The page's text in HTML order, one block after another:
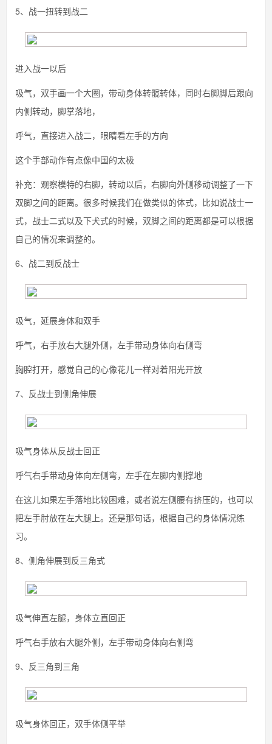
5、战一扭转到战二
进入战一以后
吸气，双手画一个大圈，带动身体转髋转体，同时右脚脚后跟向
内侧转动，脚掌落地，
呼气，直接进入战二，眼睛看左手的方向
这个手部动作有点像中国的太极
补充：观察模特的右脚，转动以后，右脚向外侧移动调整了一下
双脚之间的距离。很多时候我们在做类似的体式，比如说战士一
式，战士二式以及下犬式的时候，双脚之间的距离都是可以根据
自己的情况来调整的。
6、战二到反战士
吸气，延展身体和双手
呼气，右手放右大腿外侧，左手带动身体向右侧弯
胸腔打开，感觉自己的心像花儿一样对着阳光开放
7、反战士到侧角伸展
吸气身体从反战士回正
呼气右手带动身体向左侧弯，左手在左脚内侧撑地
在这儿如果左手落地比较困难，或者说左侧腰有挤压的，也可以
把左手肘放在左大腿上。还是那句话，根据自己的身体情况练
习。
8、侧角伸展到反三角式
吸气伸直左腿，身体立直回正
呼气右手放右大腿外侧，左手带动身体向右侧弯
9、反三角到三角
吸气身体回正，双手体侧平举